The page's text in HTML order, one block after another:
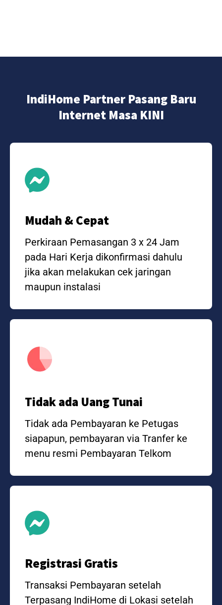
IndiHome Partner Pasang Baru
Internet Masa KINI
Mudah & Cepat
Perkiraan Pemasangan 3 x 24 Jam
pada Hari Kerja dikonfirmasi dahulu
jika akan melakukan cek jaringan
maupun instalasi
Tidak ada Uang Tunai
Tidak ada Pembayaran ke Petugas
siapapun, pembayaran via Tranfer ke
menu resmi Pembayaran Telkom
Registrasi Gratis
Transaksi Pembayaran setelah
Terpasang IndiHome di Lokasi setelah